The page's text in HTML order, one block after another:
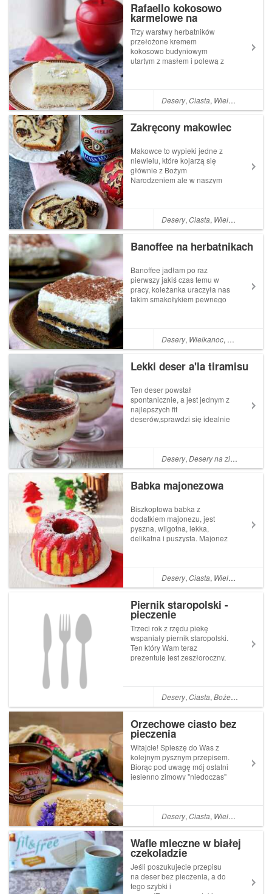
Rafaello kokosowo
karmelowe na
herbatnikach
Trzy warstwy herbatników
przełożone kremem
kokosowo budyniowym
utartym z masłem i polewą z
całkowity "przypadek" z
godnie z ideą #zerowastePo
Desery,Ciasta, Wielkanoc
Zakręcony makowiec
Makowce to wypieki jedne z
niewielu, które kojarzą się
głównie z Bożym
Narodzeniem ale w naszym
taty"znalazłam przepis na
idealne ciasto drożdżowe. Od
Desery,Ciasta, Wielkanoc
Banoffee na herbatnikach
Banoffee jadłam po raz
pierwszy jakiś czas temu w
pracy, koleżanka uraczyła nas
takim smakołykiem pewnego
miałam okazji go
zrobić.Podobnie jak kopiec
Desery, Wielkanoc, Boże
Lekki deser a'la tiramisu
Ten deser powstał
spontanicznie, a jest jednym z
najlepszych fit
deserów,sprawdzi się idealnie
już nie będziecie tęsknić za
oryginałem.A przynajmniej
Desery,Desery na zimno
Babka majonezowa
Biszkoptowa babka z
dodatkiem majonezu, jest
pyszna, wilgotna, lekka,
delikatna i puszysta. Majonez
wilgotne.Ja wybrałam
majonez kielecki tradycyjny
Desery,Ciasta, Wielkanoc
Piernik staropolski -
pieczenie
Trzeci rok z rzędu piekę
wspaniały piernik staropolski.
Ten który Wam teraz
prezentuję jest zeszłoroczny,
ok 3 dni przed więc siłą
rzeczy nie jestem w stanie W...
Desery,Ciasta,Boże Narodzenie
Orzechowe ciasto bez
pieczenia
Witajcie! Spieszę do Was z
kolejnym pysznym przepisem.
Biorąc pod uwagę mój ostatni
jesienno zimowy "niedoczas"
wykorzystałammasę
orzechową od Helio,
Ny...
Desery,Ciasta, Wielkanoc
Wafle mleczne w białej
czekoladzie
Jeśli poszukujecie przepisu
na deser bez pieczenia, a do
tego szybki i